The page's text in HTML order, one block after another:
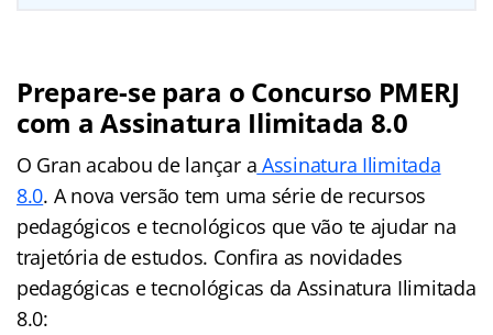
Prepare-se para o Concurso PMERJ
com a Assinatura Ilimitada 8.0
O Gran acabou de lançar a Assinatura Ilimitada
8.0. A nova versão tem uma série de recursos
pedagógicos e tecnológicos que vão te ajudar na
trajetória de estudos. Confira as novidades
pedagógicas e tecnológicas da Assinatura Ilimitada
8.0: